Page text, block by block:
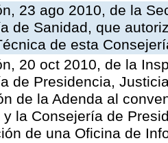
23 ago 2010, de la
de Sanidad, que
de esta
20 oct 2010, de la
de Presidencia,
de la Adenda al
y la Consejería de
de una Oficina de